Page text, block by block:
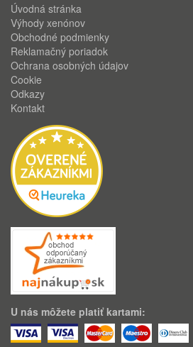
Úvodná stránka
Výhody xenónov
Obchodné podmienky
Reklamačný poriadok
Ochrana osobných údajov
Cookie
Odkazy
Kontakt
U nás môžete platiť kartami: